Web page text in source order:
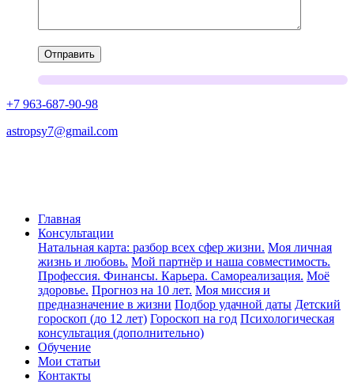
+7 963-687-90-98
astropsy7@gmail.com
Главная
Консультации
Натальная карта: разбор всех сфер жизни. Моя личная
жизнь и любовь. Мой партнёр и наша совместимость.
Профессия. Финансы. Карьера. Самореализация. Моё
здоровье. Прогноз на 10 лет. Моя миссия и
предназначение в жизни Подбор удачной даты Детский
гороскоп (до 12 лет) Гороскоп на год Психологическая
консультация (дополнительно)
Обучение
Мои статьи
Контакты